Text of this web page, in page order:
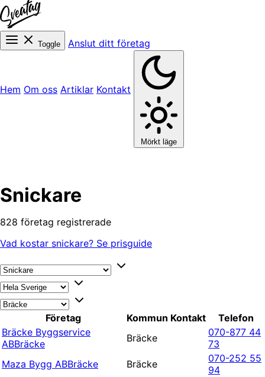
Toggle Anslut ditt företag
Hem Om oss Artiklar Kontakt
Mörkt läge
Snickare
828 företag registrerade
Vad kostar snickare? Se prisguide
Företag Kommun Kontakt
Telefon
Bräcke Byggservice
ABBräcke Bräcke
070-877 44
73
Maza Bygg ABBräcke Bräcke
070-252 55
94